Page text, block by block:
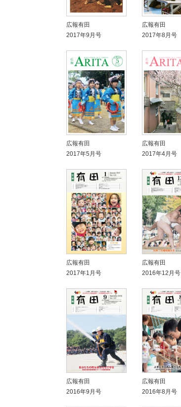
広報有田
2017年9月号
広報有田
2017年8月号
広報有田
2017年5月号
広報有田
2017年4月号
広報有田
2017年1月号
広報有田
2016年12月号
広報有田
2016年9月号
広報有田
2016年8月号